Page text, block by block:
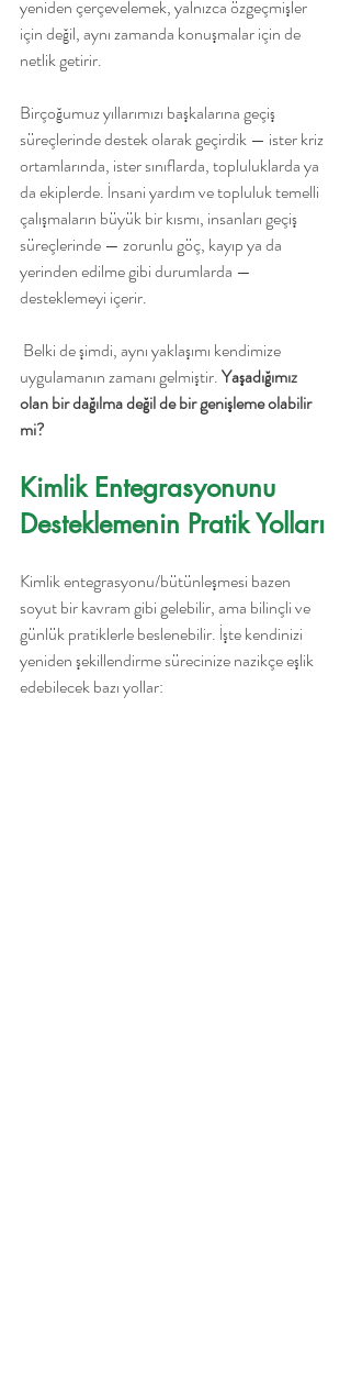
yeniden çerçevelemek, yalnızca özgeçmişler
için değil, aynı zamanda konuşmalar için de
netlik getirir.
Birçoğumuz yıllarımızı başkalarına geçiş
süreçlerinde destek olarak geçirdik — ister kriz
ortamlarında, ister sınıflarda, topluluklarda ya
da ekiplerde. İnsani yardım ve topluluk temelli
çalışmaların büyük bir kısmı, insanları geçiş
süreçlerinde — zorunlu göç, kayıp ya da
yerinden edilme gibi durumlarda —
desteklemeyi içerir.
uygulamanın zamanı gelmiştir. Yaşadığımız
olan bir dağılma değil de bir genişleme olabilir
mi?
Kimlik Entegrasyonunu
Desteklemenin Pratik Yolları
Kimlik entegrasyonu/bütünleşmesi bazen
soyut bir kavram gibi gelebilir, ama bilinçli ve
günlük pratiklerle beslenebilir. İşte kendinizi
yeniden şekillendirme sürecinize nazikçe eşlik
edebilecek bazı yollar: